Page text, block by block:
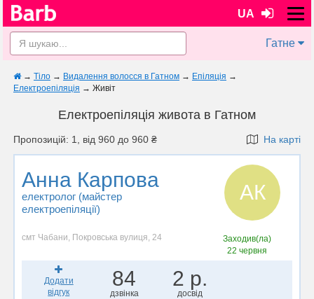
UA
Гатне
→ Тіло → Видалення волосся в Гатном → Епіляція →
Електроепіляція → Живіт
Електроепіляція живота в Гатном
Пропозицій: 1, від 960 до 960 ₴ На карті
Анна Карпова
електролог (майстер
електроепіляції)
АК
смт Чабани, Покровська вулиця, 24
Заходив(ла)
22 червня
Додати
відгук
84
дзвінка
2 р.
досвід